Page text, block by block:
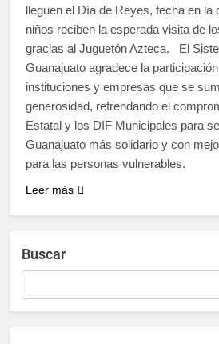
lleguen el Día de Reyes, fecha en la
niños reciben la esperada visita de
gracias al Juguetón Azteca. El
Guanajuato agradece la
instituciones y empresas que se
generosidad, refrendando el
Estatal y los DIF Municipales para
Guanajuato más solidario y con
para las personas vulnerables.
Leer más
Buscar